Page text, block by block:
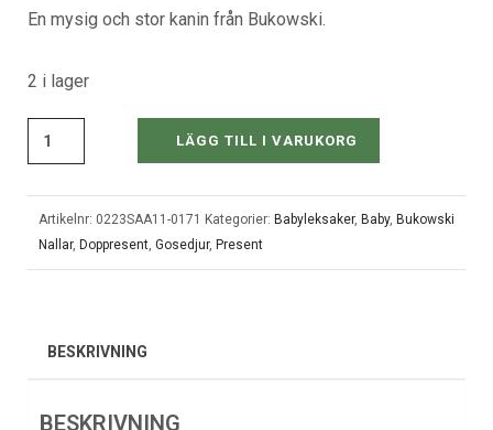
En mysig och stor kanin från Bukowski.
2 i lager
LÄGG TILL I VARUKORG
Artikelnr: 0223SAA11-0171 Kategorier: Babyleksaker, Baby, Bukowski
Nallar, Doppresent Gosedjur, Present
BESKRIVNING
BESKRIVNING